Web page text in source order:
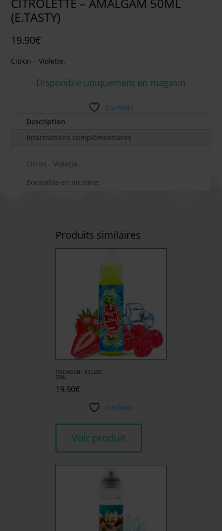
(E.TASTY)
19.90€
Citron – Violette.
Disponible uniquement en magasin
Souhaits
Description
Informations complémentaires
Citron - Violette.
Boostable en nicotine.
Produits similaires
FIRE MOON – FRUIZEE
50ML
19.90€
Souhaits
Voir produit